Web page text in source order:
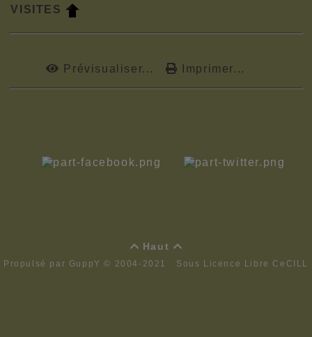
VISITES
Prévisualiser... Imprimer...
 Haut 
Propulsé par GuppY© 2004-2021 Sous Licence Libre CeCILL